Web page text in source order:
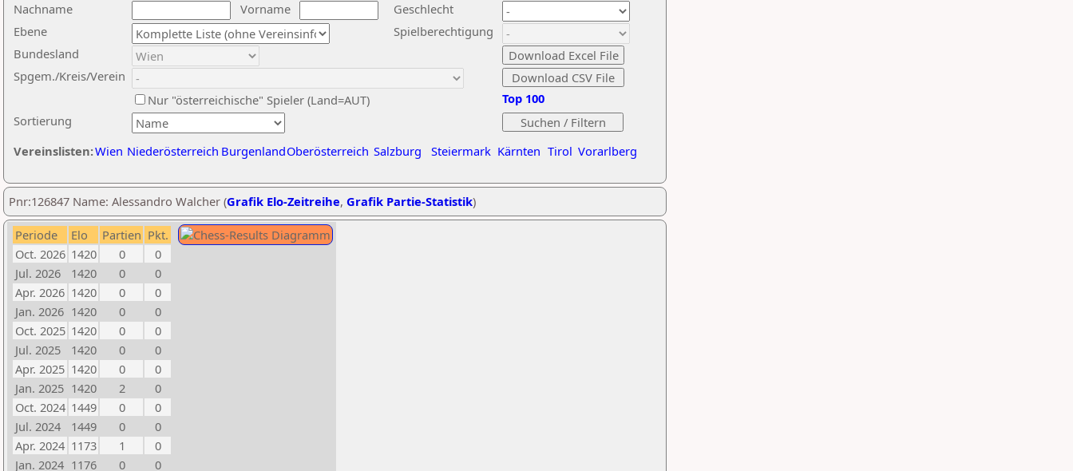
Nachname
Vorname
Ebene
Sortierung
Bundesland
Spgem./Kreis/Verein
Geschlecht
Nur "österreichische" Spieler (Land=AUT)
Spielberechtigung
Vereinslisten:Wien Niederösterreich BurgenlandOberösterreich Salzburg Steiermark Kärnten Tirol Vorarlberg
Top 100
Pnr:126847 Name: Alessandro Walcher (Grafik Elo-Zeitreihe, Grafik Partie-Statistik)
Periode Elo Partien Pkt.
Oct. 2026 1420 0
0
Jul. 2026
1420 0
0
Apr. 2026 1420 0
0
Jan. 2026 1420 0
0
Oct. 2025 1420 0
0
Jul. 2025
1420 0
0
Apr. 2025 1420 0
0
Jan. 2025 1420 2
0
Oct. 2024 1449 0
0
Jul. 2024
1449 0
0
Apr. 2024 1173 1
0
Jan. 2024 1176 0 0